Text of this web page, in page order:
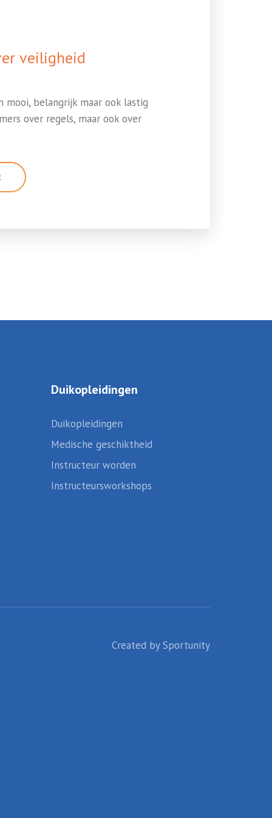
veiligheid
mooi, belangrijk maar ook lastig
over regels, maar ook over
Duikopleidingen
Duikopleidingen
Medische geschiktheid
Instructeur worden
Instructeursworkshops
Created bySportunity